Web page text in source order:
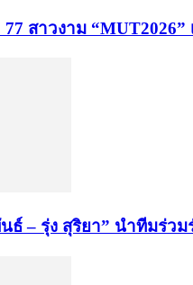
77 สาวงาม
ธ์ – รุ่ง สุริยา” นำทีมร่ว